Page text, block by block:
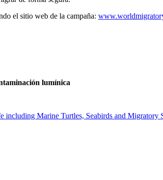
el sitio web de la campaña:
lumínica
Marine Turtles, Seabirds and Migratory